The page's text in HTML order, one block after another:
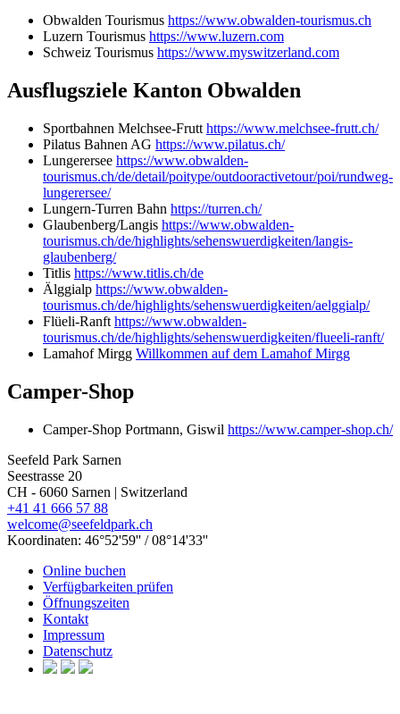
Obwalden Tourismus https://www.obwalden-tourismus.ch
Luzern Tourismus https://www.luzern.com
Schweiz Tourismus https://www.myswitzerland.com
Ausflugsziele Kanton Obwalden
Sportbahnen Melchsee-Frutt https://www.melchsee-frutt.ch/
Pilatus Bahnen AG https://www.pilatus.ch/
Lungerersee https://www.obwalden-
tourismus.ch/de/detail/poitype/outdooractivetour/poi/rundweg-
lungerersee/
Lungern-Turren Bahn https://turren.ch/
Glaubenberg/Langis https://www.obwalden-
tourismus.ch/de/highlights/sehenswuerdigkeiten/langis-
glaubenberg/
Titlis https://www.titlis.ch/de
Älggialp https://www.obwalden-
tourismus.ch/de/highlights/sehenswuerdigkeiten/aelggialp/
Flüeli-Ranft https://www.obwalden-
tourismus.ch/de/highlights/sehenswuerdigkeiten/flueeli-ranft/
Lamahof Mirgg Willkommen auf dem Lamahof Mirgg
Camper-Shop
Camper-Shop Portmann, Giswil https://www.camper-shop.ch/
Seefeld Park Sarnen
Seestrasse 20
CH - 6060 Sarnen | Switzerland
+41 41 666 57 88
welcome@seefeldpark.ch
Koordinaten: 46°52'59'' / 08°14'33''
Online buchen
Verfügbarkeiten prüfen
Öffnungszeiten
Kontakt
Impressum
Datenschutz